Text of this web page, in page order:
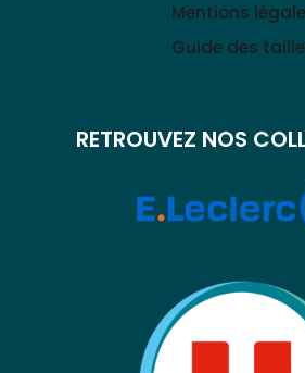
Mentions
Guide des
RETROUVEZ NOS